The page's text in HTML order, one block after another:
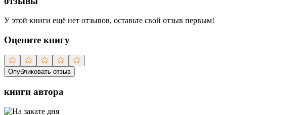
У этой книги ещё нет отзывов, оставьте свой отзыв первым!
Оцените книгу
Опубликовать отзыв
книги автора